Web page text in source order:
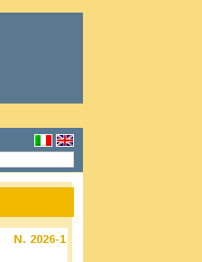
N. 2026-1